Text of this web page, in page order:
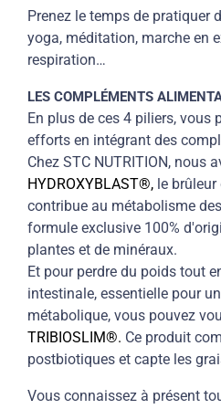
Prenez le temps de pratiquer
yoga, méditation, marche en
respiration…
LES COMPLÉMENTS
En plus de ces 4 piliers, vous
efforts en intégrant des
Chez STC NUTRITION, nous
HYDROXYBLAST®, le
contribue au métabolisme
formule exclusive 100%
plantes et de minéraux.
Et pour perdre du poids tout
intestinale, essentielle pour
métabolique, vous pouvez
TRIBIOSLIM®. Ce produit
postbiotiques et capte les
Vous connaissez à présent